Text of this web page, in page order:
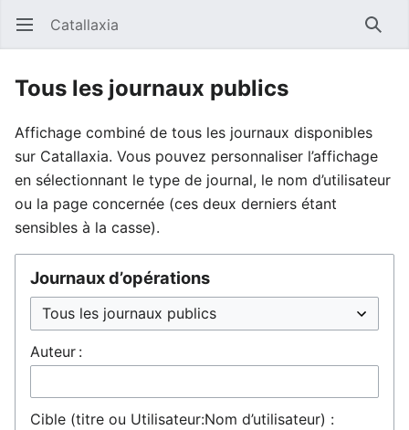
Ouvrir le menu principal Catallaxia
Tous les journaux publics
Affichage combiné de tous les journaux disponibles
sur Catallaxia. Vous pouvez personnaliser l’affichage
en sélectionnant le type de journal, le nom d’utilisateur
ou la page concernée (ces deux derniers étant
sensibles à la casse).
Journaux d’opérations
Auteur :
Cible (titre ou Utilisateur:Nom d’utilisateur) :